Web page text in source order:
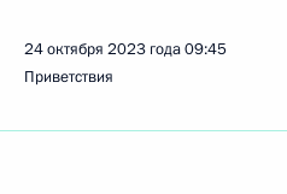
24 октября 2023 года09:45
Приветствия